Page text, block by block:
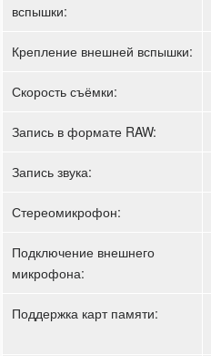
вспышки:
Крепление внешней вспышки:
Скорость съёмки:
Запись в формате RAW:
Запись звука:
Стереомикрофон:
Подключение внешнего
микрофона:
Поддержка карт памяти: